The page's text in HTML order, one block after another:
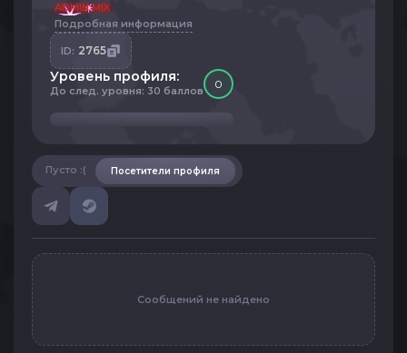
ADMIN MIX
Подробная информация
ID: 2765
Уровень профиля:
До след. уровня: 30 баллов 0
Посетители профиля
Пусто :(
Сообщений не найдено